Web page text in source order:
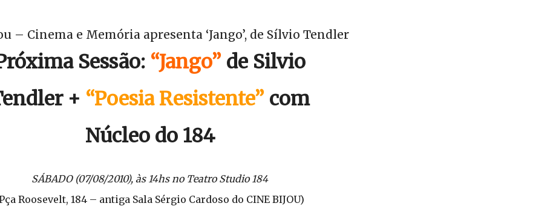
– Cinema e Memória apresenta ‘Jango’, de Sílvio Tendler
Sessão: “Jango” de Silvio
+ “Poesia Resistente” com
Núcleo do 184
SÁBADO (07/08/2010), às 14hs no Teatro Studio 184
Roosevelt, 184 – antiga Sala Sérgio Cardoso do CINE BIJOU)